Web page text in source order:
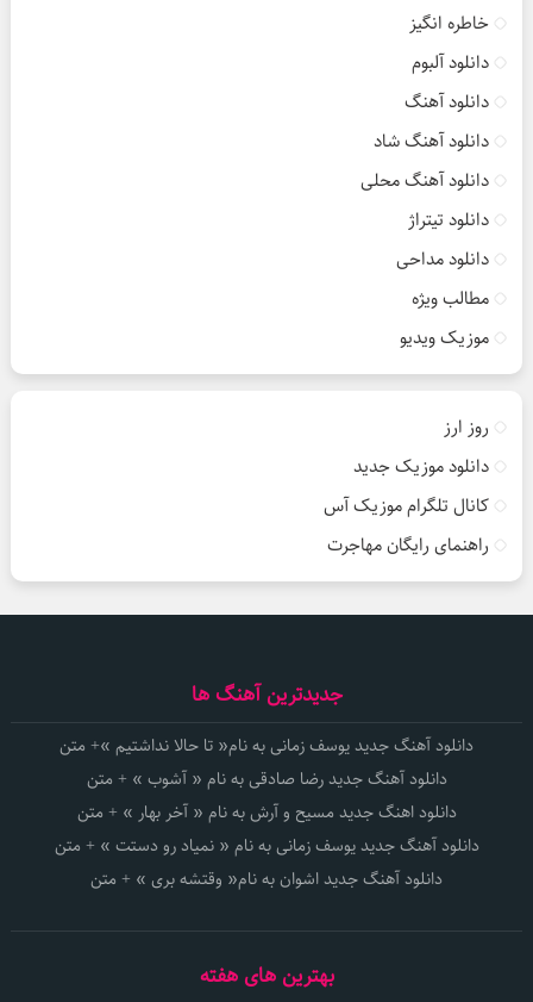
خاطره انگیز
دانلود آلبوم
دانلود آهنگ
دانلود آهنگ شاد
دانلود آهنگ محلی
دانلود تیتراژ
دانلود مداحی
مطالب ویژه
موزیک ویدیو
روز ارز
دانلود موزیک جدید
کانال تلگرام موزیک آس
راهنمای رایگان مهاجرت
جدیدترین آهنگ ها
دانلود آهنگ جدید یوسف زمانی به نام« تا حالا نداشتیم »+ متن
دانلود آهنگ جدید رضا صادقی به نام « آشوب » + متن
دانلود اهنگ جدید مسیح و آرش به نام « آخر بهار » + متن
دانلود آهنگ جدید یوسف زمانی به نام « نمیاد رو دستت » + متن
دانلود آهنگ جدید اشوان به نام« وقتشه بری » + متن
بهترین های هفته